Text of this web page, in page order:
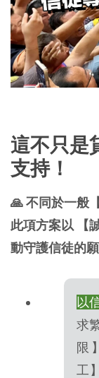
這不只是
支持！
🙏 不同於一般
此項方案以 【
動守護信徒的願
以
求
限
工